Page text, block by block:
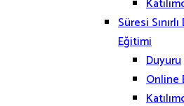
Süresi
Eğitimi
Duyuru
Online